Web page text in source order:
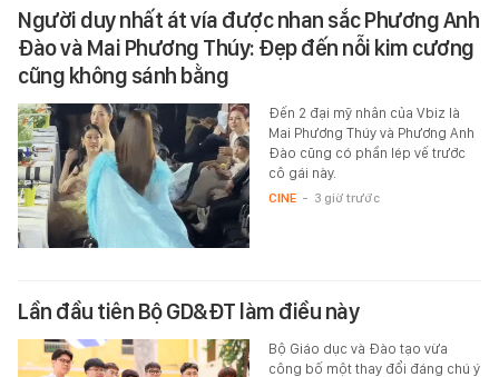
Người duy nhất át vía được nhan sắc Phương Anh
Đào và Mai Phương Thúy: Đẹp đến nỗi kim cương
cũng không sánh bằng
Đến 2 đại mỹ nhân của Vbiz là
Mai Phương Thúy và Phương Anh
Đào cũng có phần lép vế trước
cô gái này.
CINE - 3 giờ trước
Lần đầu tiên Bộ GD&ĐT làm điều này
Bộ Giáo dục và Đào tạo vừa
công bố một thay đổi đáng chú ý